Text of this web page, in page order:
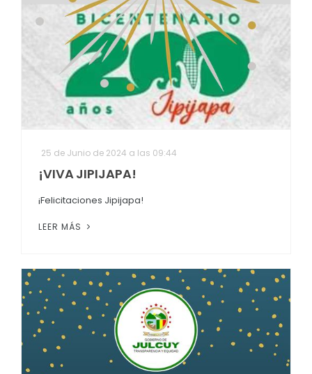
25 de Junio de 2024 a las 09:44
¡VIVA JIPIJAPA!
¡Felicitaciones Jipijapa!
LEER MÁS